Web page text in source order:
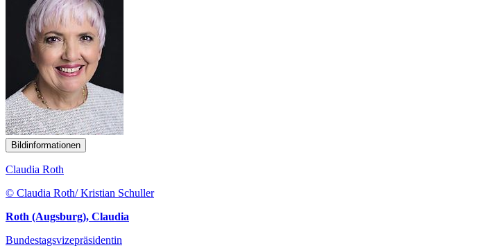
Bildinformationen
Claudia Roth
© Claudia Roth/ Kristian Schuller
Roth (Augsburg), Claudia
Bundestagsvizepräsidentin